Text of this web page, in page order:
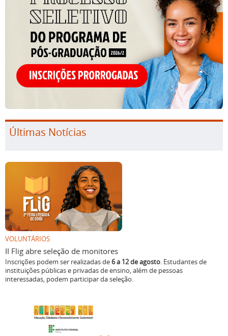
Últimas Notícias
VOLUNTÁRIOS
II Flig abre seleção de monitores
Inscrições podem ser realizadas de6 a 12 de agosto. Estudantes de
instituições públicas e privadas de ensino, além de pessoas
interessadas, podem participar da seleção.